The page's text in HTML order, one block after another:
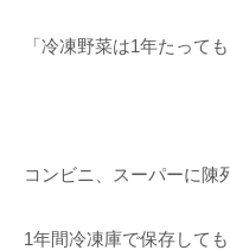
「冷凍野菜は1年たって
コンビニ、スーパーに陳
1年間冷凍庫で保存して